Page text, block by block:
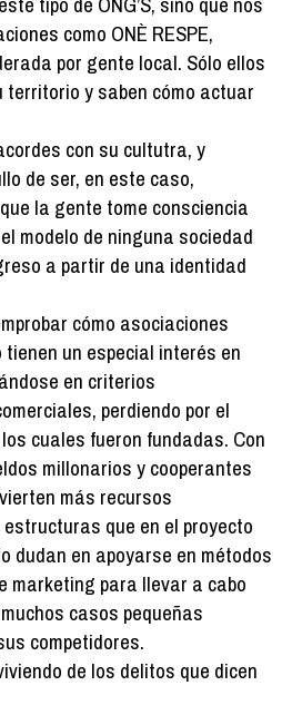
como ONÈ RESPE,
por gente local. Sólo ellos
territorio y saben cómo actuar
con su cultutra, y
de ser, en este caso,
la gente tome consciencia
modelo de ninguna sociedad
a partir de una identidad
cómo asociaciones
un especial interés en
en criterios
perdiendo por el
cuales fueron fundadas. Con
millonarios y cooperantes
más recursos
que en el proyecto
dudan en apoyarse en métodos
marketing para llevar a cabo
casos pequeñas
competidores.
de los delitos que dicen